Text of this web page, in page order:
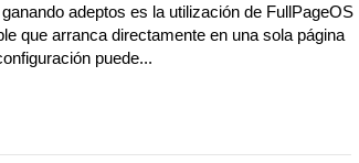
adeptos es la utilización de FullPageOS
que arranca directamente en una sola página
puede...